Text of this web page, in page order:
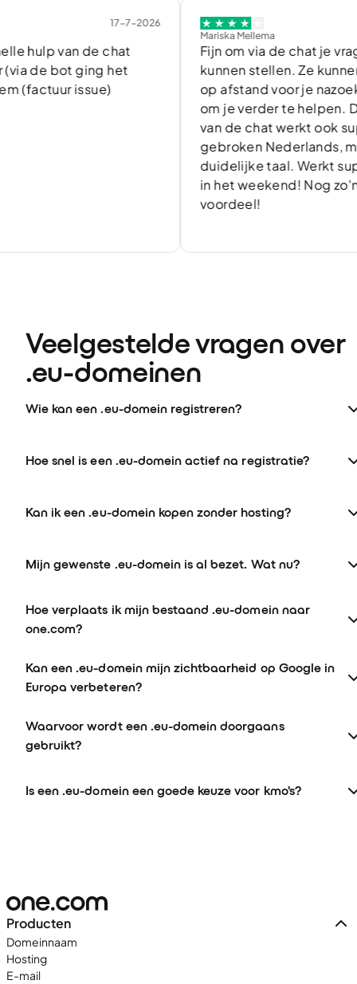
17-7-2026
van de chat
bot ging het
issue)
Mariska Mellema
Fijn om via de chat je vragen te
kunnen stellen. Ze kunnen
op afstand voor je nazoeken of
om je verder te helpen. De
van de chat werkt ook super,
gebroken Nederlands, maar
duidelijke taal. Werkt
in het weekend! Nog zo'n fijn
voordeel!
Veelgestelde vragen over
.eu-domeinen
Wie kan een .eu-domein registreren?
Hoe snel is een .eu-domein actief na registratie?
Kan ik een .eu-domein kopen zonder hosting?
Mijn gewenste .eu-domein is al bezet. Wat nu?
Hoe verplaats ik mijn bestaand .eu-domein naar
one.com?
Kan een .eu-domein mijn zichtbaarheid op Google in
Europa verbeteren?
Waarvoor wordt een .eu-domein doorgaans
gebruikt?
Is een .eu-domein een goede keuze voor kmo's?
Producten
Domeinnaam
Hosting
E-mail